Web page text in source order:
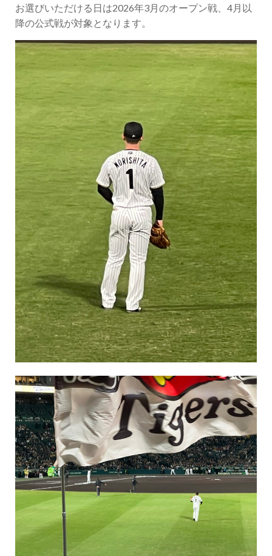
お選びいただける日は2026年3月のオープン戦、4月以
降の公式戦が対象となります。